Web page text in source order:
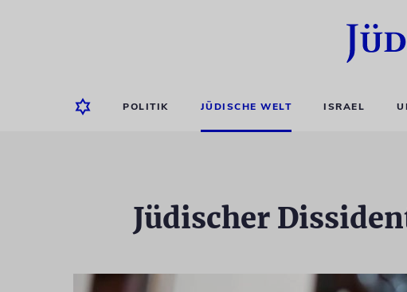
POLITIK JÜDISCHE WELT ISRAEL
Jüdischer